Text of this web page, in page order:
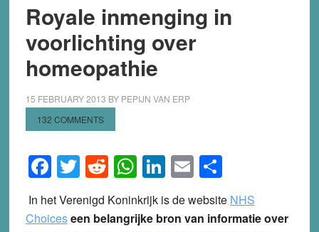
Royale inmenging in
voorlichting over
homeopathie
15 FEBRUARY 2013 BY PEPIJN VAN ERP
132 COMMENTS
Facebook
Twitter
Reddit
WhatsApp
LinkedIn
EmailShare
In het Verenigd Koninkrijk is de website NHS
Choiceseen belangrijke bron van informatie over